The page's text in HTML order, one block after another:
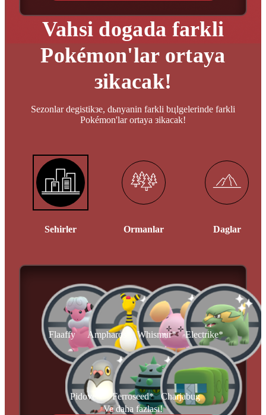
Vahsi dogada farkli
Pokémon'lar ortaya
зikacak!
Sezonlar degistikзe, dьnyanin farkli bцlgelerinde farkli
Pokémon'lar ortaya зikacak!
Sehirler Ormanlar Daglar
Flaaffy Ampharos* Whismur* Electrike*
Pidove* Ferroseed*
Charjabug
Ve daha fazlası!